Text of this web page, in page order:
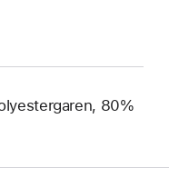
80%